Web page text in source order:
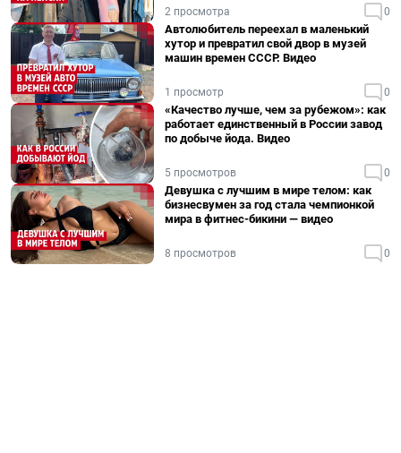
2 просмотра 0
Автолюбитель переехал в маленький
хутор и превратил свой двор в музей
машин времен СССР. Видео
1 просмотр 0
«Качество лучше, чем за рубежом»: как
работает единственный в России завод
по добыче йода. Видео
5 просмотров 0
Девушка с лучшим в мире телом: как
бизнесвумен за год стала чемпионкой
мира в фитнес-бикини — видео
8 просмотров 0